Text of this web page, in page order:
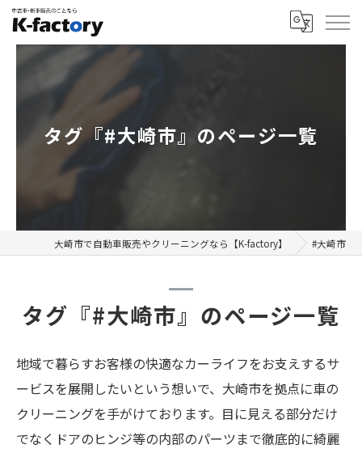
タグ『#大崎市』のページ一覧
大崎市で自動車販売やクリーニングなら【K-factory】 #大崎市
タグ『#大崎市』のページ一覧
地域で暮らすお客様の快適なカーライフをお支えするサ
ービスを展開したいという想いで、大崎市を拠点に車の
クリーニングを手がけております。目に見える部分だけ
でなくドアのヒンジ等の内部のパーツまで徹底的に綺麗